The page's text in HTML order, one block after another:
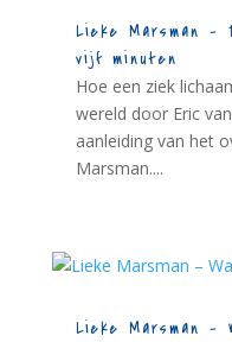
Lieke Marsman –
vijf minuten
Hoe een ziek
wereld door Eric
aanleiding van het
Marsman....
Lieke Marsman